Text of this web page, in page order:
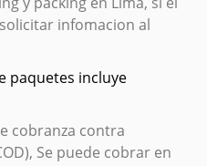
infomacion al
paquetes incluye
cobranza contra
Se puede cobrar en